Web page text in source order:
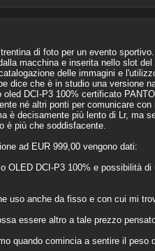
di foto per un evento sportivo.
macchina e inserita nello slot
delle immagini e
dice che è in studio una versione
DCI-P3 100% certificato
né altri ponti per comunicare
è decisamente più lento di Lr, ma
è più che soddisfacente.
ad EUR 999,00 vengono dati:
OLED DCI-P3 100% e possibilità
uso anche da fisso e con cui mi
essere altro a tale prezzo
quando comincia a sentire il peso